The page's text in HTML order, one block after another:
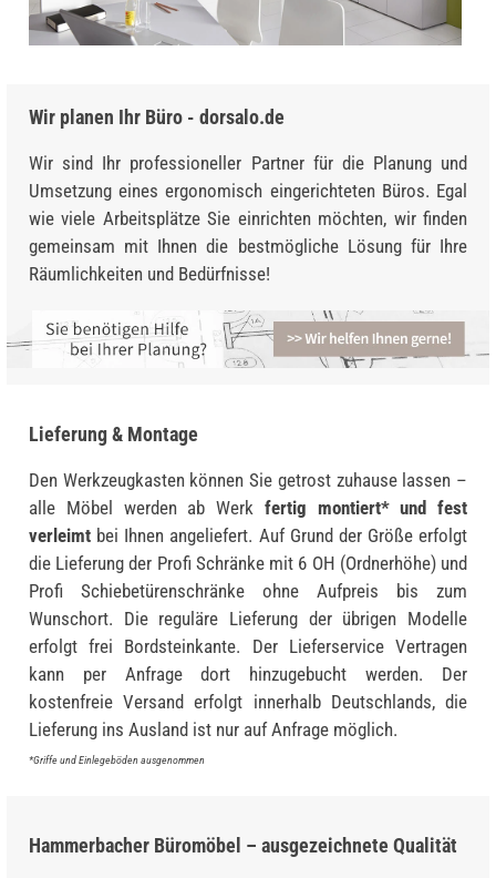
Wir planen Ihr Büro - dorsalo.de
Wir sind Ihr professioneller Partner für die Planung und
Umsetzung eines ergonomisch eingerichteten Büros. Egal
wie viele Arbeitsplätze Sie einrichten möchten, wir finden
gemeinsam mit Ihnen die bestmögliche Lösung für Ihre
Räumlichkeiten und Bedürfnisse!
Lieferung & Montage
Den Werkzeugkasten können Sie getrost zuhause lassen –
alle Möbel werden ab Werk fertig montiert* und fest
verleimt bei Ihnen angeliefert. Auf Grund der Größe erfolgt
die Lieferung der Profi Schränke mit 6 OH (Ordnerhöhe) und
Profi Schiebetürenschränke ohne Aufpreis bis zum
Wunschort. Die reguläre Lieferung der übrigen Modelle
erfolgt frei Bordsteinkante. Der Lieferservice Vertragen
kann per Anfrage dort hinzugebucht werden. Der
kostenfreie Versand erfolgt innerhalb Deutschlands, die
Lieferung ins Ausland ist nur auf Anfrage möglich.
*Griffe und Einlegeböden ausgenommen
Hammerbacher Büromöbel – ausgezeichnete Qualität